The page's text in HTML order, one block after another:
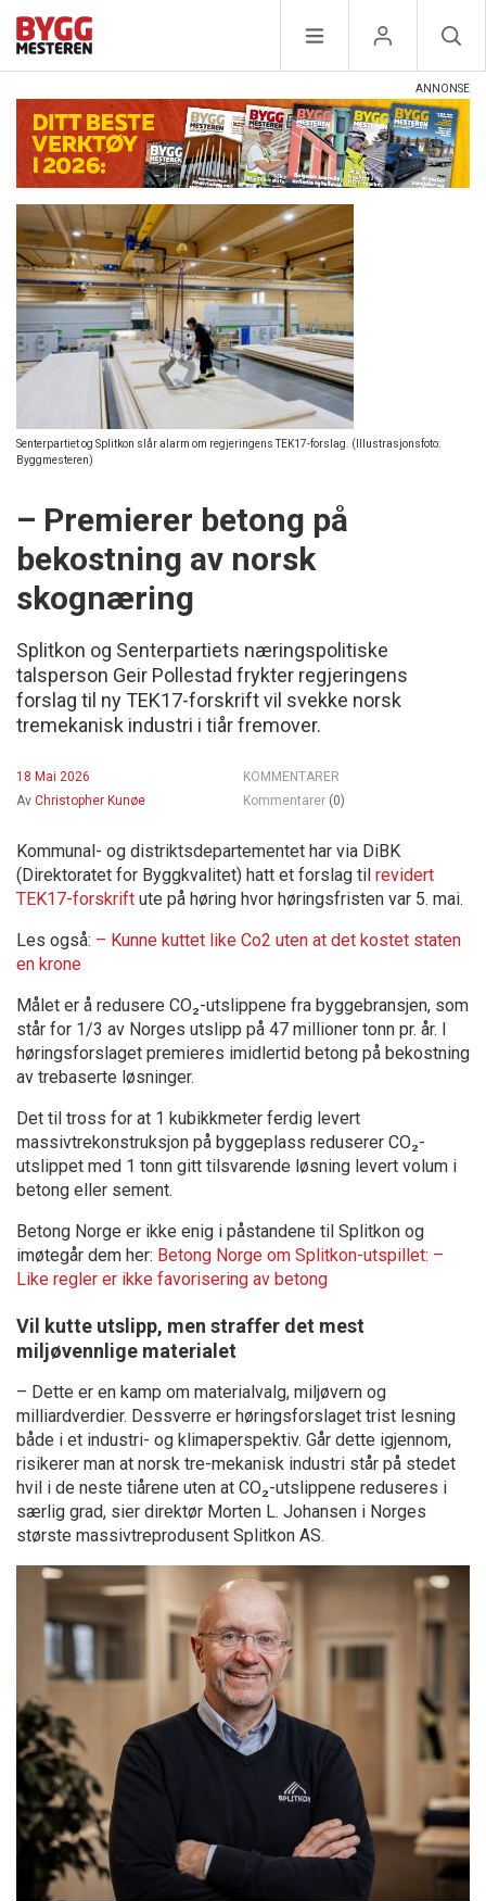
Senterpartiet og Splitkon slår alarm om regjeringens TEK17-forslag. (Illustrasjonsfoto:
Byggmesteren)
– Premierer betong på
bekostning av norsk
skognæring
Splitkon og Senterpartiets næringspolitiske
talsperson Geir Pollestad frykter regjeringens
forslag til ny TEK17-forskrift vil svekke norsk
tremekanisk industri i tiår fremover.
18 Mai 2026
KOMMENTARER
Av Christopher Kunøe Kommentarer (0)
Kommunal- og distriktsdepartementet har via DiBK
(Direktoratet for Byggkvalitet) hatt et forslag til revidert
TEK17-forskrift ute på høring hvor høringsfristen var 5. mai.
Les også: – Kunne kuttet like Co2 uten at det kostet staten
en krone
Målet er å redusere CO₂-utslippene fra byggebransjen, som
står for 1/3 av Norges utslipp på 47 millioner tonn pr. år. I
høringsforslaget premieres imidlertid betong på bekostning
av trebaserte løsninger.
Det til tross for at 1 kubikkmeter ferdig levert
massivtrekonstruksjon på byggeplass reduserer CO₂-
utslippet med 1 tonn gitt tilsvarende løsning levert volum i
betong eller sement.
Betong Norge er ikke enig i påstandene til Splitkon og
imøtegår dem her: Betong Norge om Splitkon-utspillet: –
Like regler er ikke favorisering av betong
Vil kutte utslipp, men straffer det mest
miljøvennlige materialet
– Dette er en kamp om materialvalg, miljøvern og
milliardverdier. Dessverre er høringsforslaget trist lesning
både i et industri- og klimaperspektiv. Går dette igjennom,
risikerer man at norsk tre-mekanisk industri står på stedet
hvil i de neste tiårene uten at CO₂-utslippene reduseres i
særlig grad, sier direktør Morten L. Johansen i Norges
største massivtreprodusent Splitkon AS.